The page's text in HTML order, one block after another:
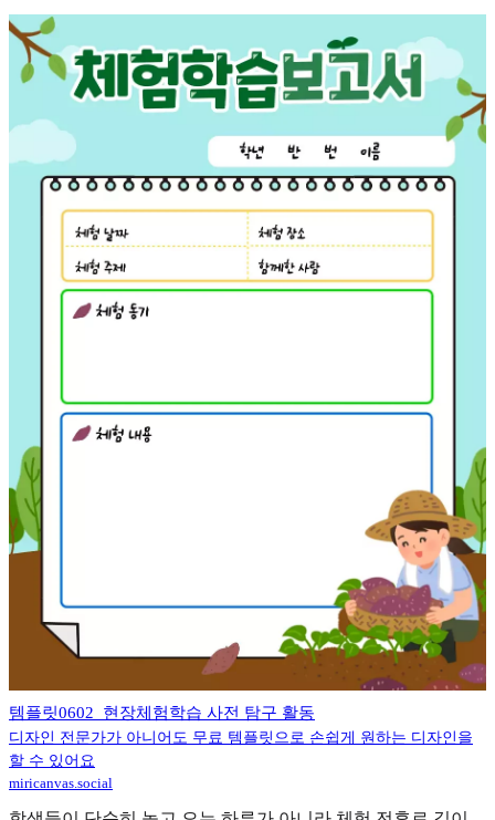
템플릿0602_현장체험학습 사전 탐구 활동
디자인 전문가가 아니어도 무료 템플릿으로 손쉽게 원하는 디자인을
할 수 있어요
miricanvas.social